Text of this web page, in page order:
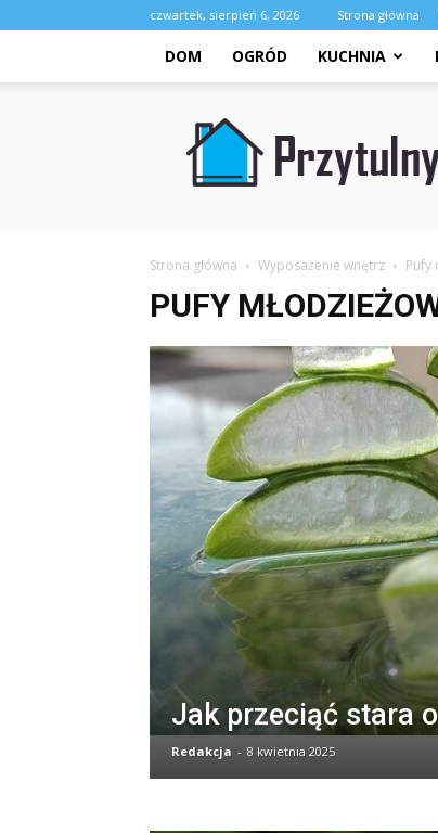
czwartek, sierpień 6, 2026 Strona główna
DOM OGRÓD KUCHNIA
Przytulny.pl
Strona główna Wyposażenie wnętrz Pufy
PUFY
Jak przeciąć stara
Redakcja - 8 kwietnia 2025